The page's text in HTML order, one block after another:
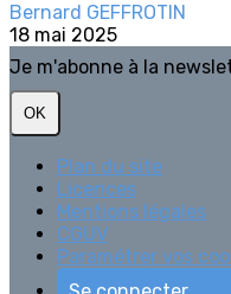
Bernard GEFFROTIN
18 mai 2025
Je m'abonne à la
OK
Plan du site
Licences
Mentions légales
CGUV
Paramétrer vos